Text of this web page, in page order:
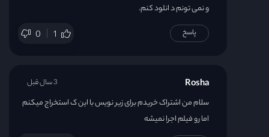
و نمی تونم د انلود کنم.
0 1 پاسخ
Rosha
سلام من اشتراک خریدم برای زیر نویس با این ک استخراج میکنم
اما رو فیلم اجرا نمیشه
3 سال قبل